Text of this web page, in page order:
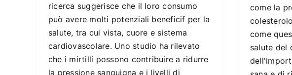
ricerca suggerisce che il loro consumo
può avere molti potenziali beneficif per la
salute, tra cui vista, cuore e sistema
cardiovascolare. Uno studio ha rilevato
che i mirtilli possono contribuire a ridurre
la pressione sanguigna e i livelli di
come la
come
salute del